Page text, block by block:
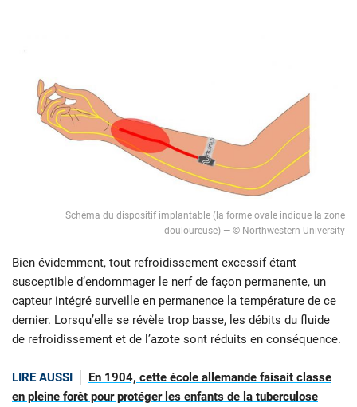
Schéma du dispositif implantable (la forme ovale indique la zone
douloureuse) — © Northwestern University
Bien évidemment, tout refroidissement excessif étant
susceptible d’endommager le nerf de façon permanente, un
capteur intégré surveille en permanence la température de ce
dernier. Lorsqu’elle se révèle trop basse, les débits du fluide
de refroidissement et de l’azote sont réduits en conséquence.
LIRE AUSSI
En 1904, cette école allemande faisait classe
en pleine forêt pour protéger les enfants de la tuberculose